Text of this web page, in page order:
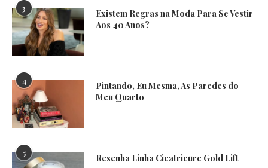
3
Existem Regras na Moda Para Se Vestir
Aos 40 Anos?
4
Pintando, Eu Mesma, As Paredes do
Meu Quarto
5 Resenha Linha Cicatricure Gold Lift